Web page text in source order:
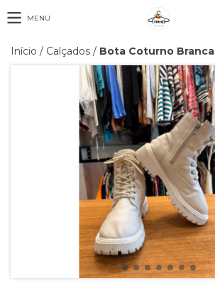
MENU
Início / Calçados / Bota Coturno Branca